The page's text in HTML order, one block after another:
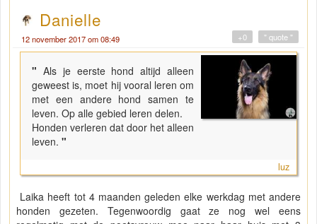
Danielle
12 november 2017 om 08:49 " quote "
+0
" Als je eerste hond altijd alleen
geweest is, moet hij vooral leren om
met een andere hond samen te
leven. Op alle gebied leren delen.
Honden verleren dat door het alleen
leven. "
luz
Laika heeft tot 4 maanden geleden elke werkdag met andere
honden gezeten. Tegenwoordig gaat ze nog wel eens